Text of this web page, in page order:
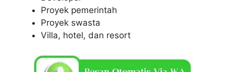
Proyek pemerintah
Proyek swasta
Villa, hotel, dan resort